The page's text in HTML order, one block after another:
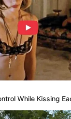
While Kissing